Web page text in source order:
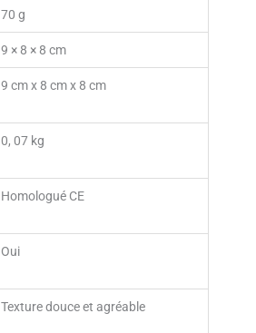
70 g
9 × 8 × 8 cm
9 cm x 8 cm x 8 cm
0, 07 kg
Homologué CE
Oui
Texture douce et agréable